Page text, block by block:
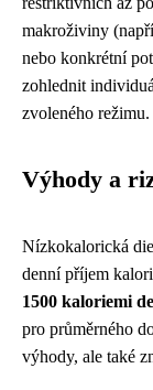
makroživiny
nebo konkrétní
zohlednit
zvoleného režimu.
Výhody a
Nízkokalorická
denní příjem
1500 kaloriemi
pro průměrného
výhody, ale také